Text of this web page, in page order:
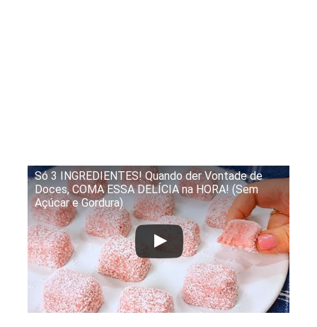
Só 3 INGREDIENTES! Quando der Vontade de
Doces, COMA ESSA DELÍCIA na HORA! (Sem
Açúcar e Gordura)